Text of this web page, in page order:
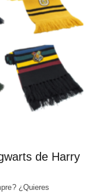
de Harry
¿Quieres